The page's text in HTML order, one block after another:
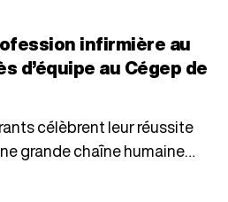
infirmière au
d’équipe au Cégep de
célèbrent leur réussite
grande chaîne humaine